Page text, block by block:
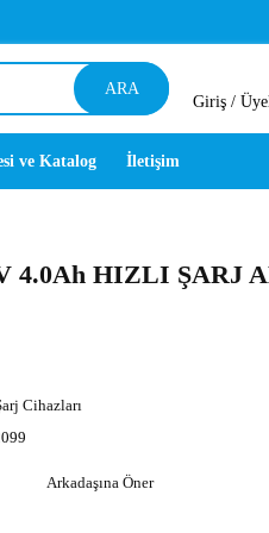
ARA
Giriş /
ve Katalog İletişim
4.0Ah HIZLI ŞARJ
Cihazları
Arkadaşına Öner